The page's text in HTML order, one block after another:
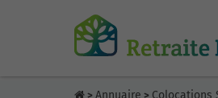
> Annuaire > Colocations